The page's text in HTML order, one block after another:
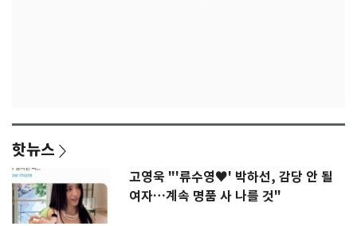
핫뉴스
고영욱 "'류수영♥' 박하선, 감당 안 될
여자…계속 명품 사 나를 것"